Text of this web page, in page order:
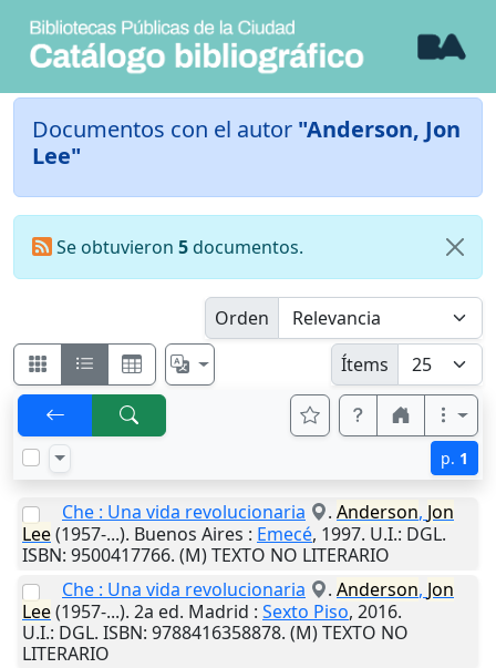
Documentos con el autor "Anderson, Jon
Lee"
Se obtuvieron 5documentos.
Orden
Ítems
p. 1
Che : Una vida revolucionaria . Anderson, Jon
Lee(1957-...). Buenos Aires : Emecé, 1997. U.I.: DGL.
ISBN: 9500417766. (M) TEXTO NO LITERARIO
Che : Una vida revolucionaria
. Anderson, Jon
Lee(1957-...). 2a ed. Madrid : Sexto Piso, 2016.
U.I.: DGL. ISBN: 9788416358878. (M) TEXTO NO
LITERARIO